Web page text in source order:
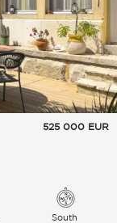
525 000 EUR
South